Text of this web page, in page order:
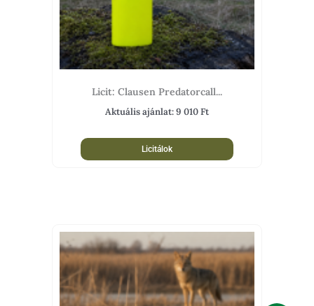
Licit: Clausen Predatorcall...
Aktuális ajánlat:9 010Ft
Licitálok